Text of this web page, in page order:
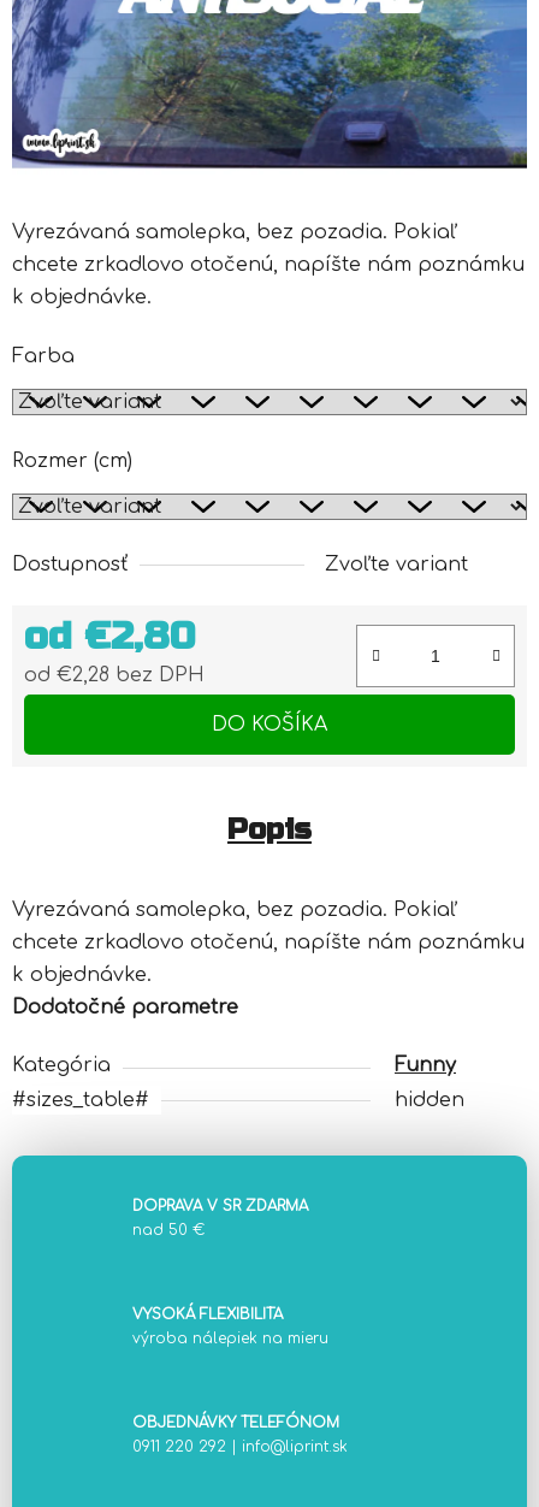
l
Vyrezávaná samolepka, bez pozadia. Pokiaľ
chcete zrkadlovo otočenú, napíšte nám poznámku
k objednávke.
Farba
Rozmer (cm)
Dostupnosť Zvoľte variant
od €2,80
od €2,28 bez DPH
DO KOŠÍKA
Popis
Vyrezávaná samolepka, bez pozadia. Pokiaľ
chcete zrkadlovo otočenú, napíšte nám poznámku
k objednávke.
Dodatočné parametre
Kategória
Funny
#sizes_table#
hidden
DOPRAVA V SR ZDARMA
nad 50 €
VYSOKÁ FLEXIBILITA
výroba nálepiek na mieru
OBJEDNÁVKY TELEFÓNOM
0911 220 292
info@liprint.sk